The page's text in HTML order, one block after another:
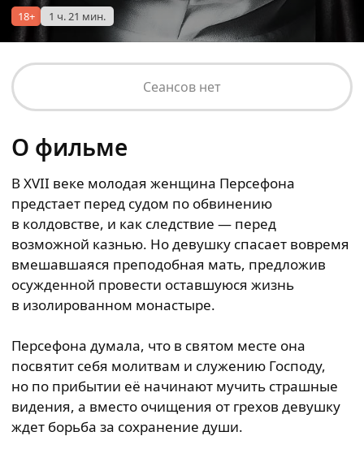
18+ 1 ч. 21 мин.
Сеансов нет
О фильме
В XVII веке молодая женщина Персефона
предстает перед судом по обвинению
в колдовстве, и как следствие — перед
возможной казнью. Но девушку спасает вовремя
вмешавшаяся преподобная мать, предложив
осужденной провести оставшуюся жизнь
в изолированном монастыре.
Персефона думала, что в святом месте она
посвятит себя молитвам и служению Господу,
но по прибытии её начинают мучить страшные
видения, а вместо очищения от грехов девушку
ждет борьба за сохранение души.